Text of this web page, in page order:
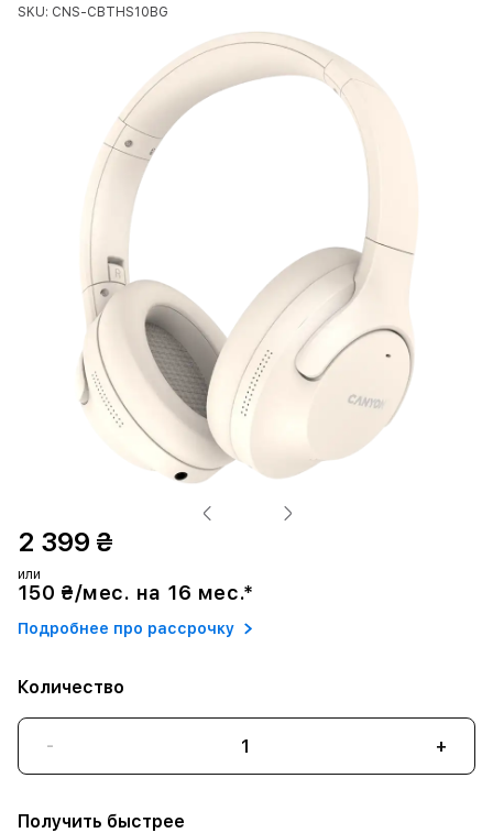
SKU: CNS-CBTHS10BG
2 399 ₴
или
150 ₴/мес. на 16 мес.*
Подробнее про рассрочку
Количество
- +
Получить быстрее